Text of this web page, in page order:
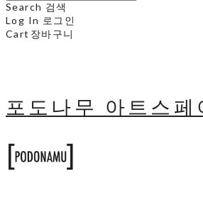
Search 검색
Log In 로그인
Cart 장바구니
포도나무 아트스페